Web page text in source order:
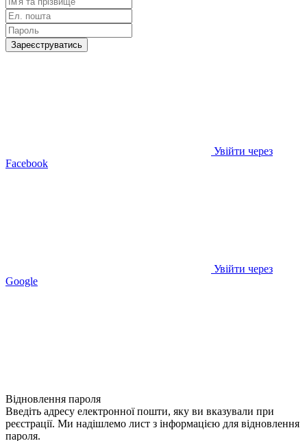
Зареєструватись
Увійти через
Facebook
Увійти через
Google
Відновлення пароля
Введіть адресу електронної пошти, яку ви вказували при
реєстрації. Ми надішлемо лист з інформацією для відновлення
пароля.